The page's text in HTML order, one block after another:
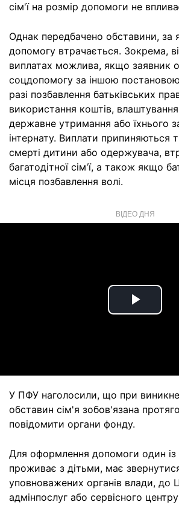
сім'ї на розмір допомоги не
Однак передбачено обставини, за
допомогу втрачається. Зокрема,
виплатах можлива, якщо заявник
соцдопомогу за іншою
разі позбавлення батьківських
використання коштів,
державне утримання або їхнього
інтернату. Виплати припиняються
смерті дитини або одержувача,
багатодітної сім'ї, а також якщо
місця позбавлення волі.
ВІДЕО ДНЯ
Play
У ПФУ наголосили, що при
обставин сім'я зобов'язана
повідомити органи фонду.
Для оформлення допомоги один із
проживає з дітьми, має
уповноважених органів влади, до
адмінпослуг або сервісного